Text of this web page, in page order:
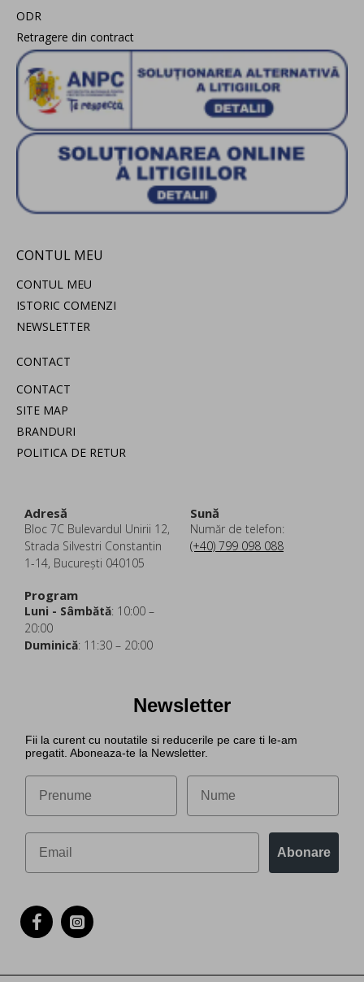
ODR
Retragere din contract
CONTUL MEU
CONTUL MEU
ISTORIC COMENZI
NEWSLETTER
CONTACT
CONTACT
SITE MAP
BRANDURI
POLITICA DE RETUR
Adresă
Bloc 7C Bulevardul Unirii 12,
Strada Silvestri Constantin
1-14, București 040105
Sună
Număr de telefon:
(+40) 799 098 088
Program
Luni - Sâmbătă: 10:00 –
20:00
Duminică: 11:30 – 20:00
Newsletter
Fii la curent cu noutatile si reducerile pe care ti le-am
pregatit. Aboneaza-te la Newsletter.
Abonare